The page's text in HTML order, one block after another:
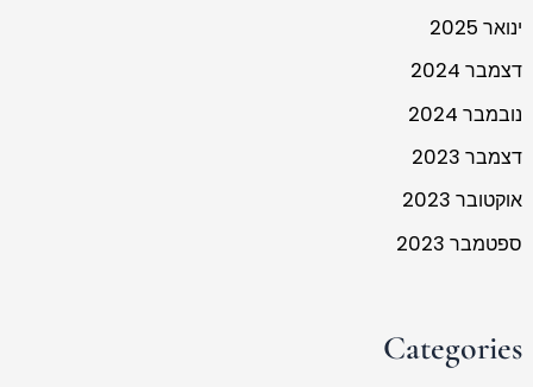
ינואר 2025
דצמבר 2024
נובמבר 2024
דצמבר 2023
אוקטובר 2023
ספטמבר 2023
Categories